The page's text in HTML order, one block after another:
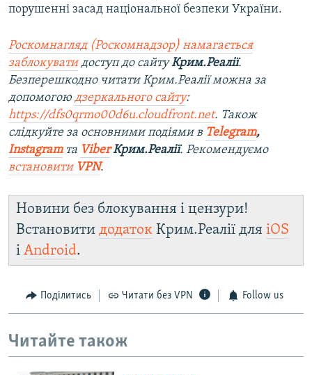
порушенні засад національної безпеки України.
Роскомнагляд (Роскомнадзор) намагається
заблокуватидоступ до сайтуКрим.Реалії.
Безперешкодно читати Крим.Реалії можна за
допомогою дзеркального сайту:
https://dfs0qrmo00d6u.cloudfront.net. Також
слідкуйте за основними подіями в Telegram,
Instagramта ViberКрим.Реалії. Рекомендуємо
встановити VPN.
Новини без блокування і цензури!
Встановити додаток Крим.Реалії для iOS
і Android.
Поділитись Читати без VPN Follow us
Читайте також